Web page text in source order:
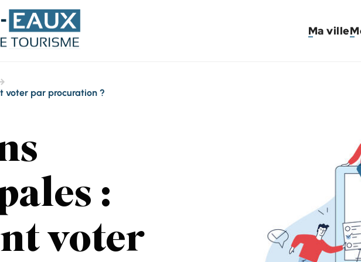
Ma ville
voter par procuration ?
:
voter